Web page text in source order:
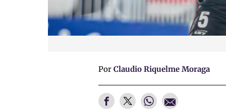
Por Claudio Riquelme Moraga